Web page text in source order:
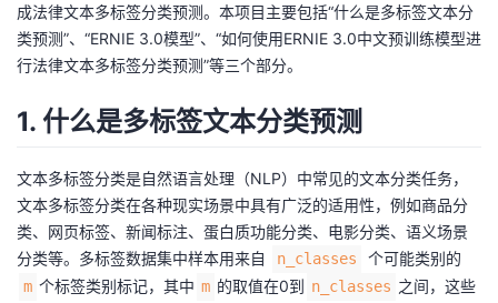
客
论
坛
的
圈
子
我
的
直
播
我
的
活
动
我
的
关
注
我
的
开
我
的
我
成法律文本多标签分类预测。本项目主要包括“什么是多标签文本分
类预测”、“ERNIE 3.0模型”、“如何使用ERNIE 3.0中文预训练模型进
行法律文本多标签分类预测”等三个部分。
1. 什么是多标签文本分类预测
文本多标签分类是自然语言处理（NLP）中常见的文本分类任务，
文本多标签分类在各种现实场景中具有广泛的适用性，例如商品分
类、网页标签、新闻标注、蛋白质功能分类、电影分类、语义场景
分类等。多标签数据集中样本用来自
n_classes 个可能类别的
m 个标签类别标记，其中 m 的取值在0到 n_classes 之间，这些